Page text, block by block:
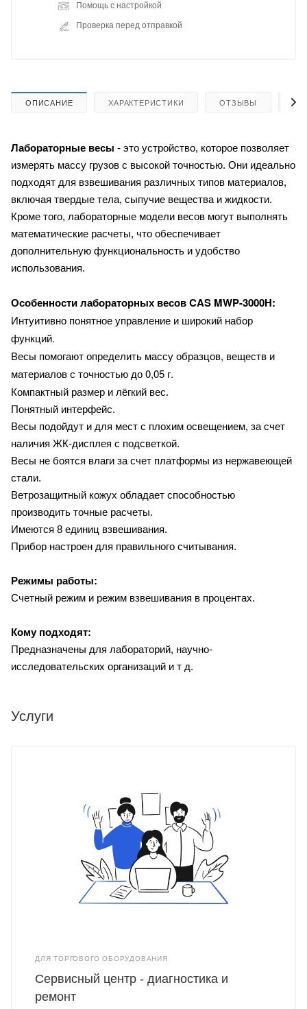
Помощь с настройкой
Проверка перед отправкой
ОПИСАНИЕ ХАРАКТЕРИСТИКИ ОТЗЫВЫ
Лабораторные весы - это устройство, которое позволяет
измерять массу грузов с высокой точностью. Они идеально
подходят для взвешивания различных типов материалов,
включая твердые тела, сыпучие вещества и жидкости.
Кроме того, лабораторные модели весов могут выполнять
математические расчеты, что обеспечивает
дополнительную функциональность и удобство
использования.
Особенности лабораторных весов CAS MWP-3000H:
Интуитивно понятное управление и широкий набор
функций.
Весы помогают определить массу образцов, веществ и
материалов с точностью до 0,05 г.
Компактный размер и лёгкий вес.
Понятный интерфейс.
Весы подойдут и для мест с плохим освещением, за счет
наличия ЖК-дисплея с подсветкой.
Весы не боятся влаги за счет платформы из нержавеющей
стали.
Ветрозащитный кожух обладает способностью
производить точные расчеты.
Имеются 8 единиц взвешивания.
Прибор настроен для правильного считывания.
Режимы работы:
Счетный режим и режим взвешивания в процентах.
Кому подходят:
Предназначены для лабораторий, научно-
исследовательских организаций и т д.
Услуги
ДЛЯ ТОРГОВОГО ОБОРУДОВАНИЯ
Сервисный центр - диагностика и
ремонт